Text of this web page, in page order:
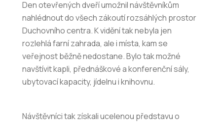
Den otevřených dveří umožnil návštěvníkům
nahlédnout do všech zákoutí rozsáhlých prostor
Duchovního centra. K vidění tak nebyla jen
rozlehlá farní zahrada, ale i místa, kam se
veřejnost běžně nedostane. Bylo tak možné
navštívit kapli, přednáškové a konferenční sály,
ubytovací kapacity, jídelnu i knihovnu.
Návštěvníci tak získali ucelenou představu o